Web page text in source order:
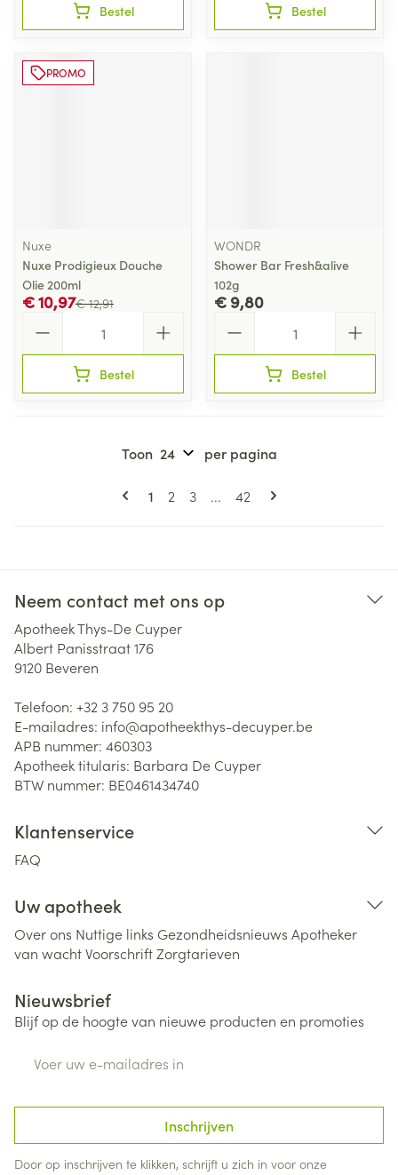
Bestel Bestel
PROMO
Nuxe
Nuxe Prodigieux Douche
Olie 200ml
€ 12,91
€ 10,97
Bestel
WONDR
Shower Bar Fresh&alive
102g
€ 9,80
Bestel
Pagina's
U lees momenteel pagina
1 Pagina
2 Pagina
3 ... Pagina
42
Toon per pagina
Neem contact met ons op
Apotheek Thys-De Cuyper
Albert Panisstraat 176
9120 Beveren
Telefoon: +32 3 750 95 20
E-mailadres: info@apotheekthys-decuyper.be
APB nummer: 460303
Apotheek titularis: Barbara De Cuyper
BTW nummer: BE0461434740
Klantenservice
FAQ
Uw apotheek
Over ons Nuttige links Gezondheidsnieuws Apotheker
van wachtVoorschriftZorgtarieven
Nieuwsbrief
Blijf op de hoogte van nieuwe producten en promoties
Inschrijven
Door op inschrijven te klikken, schrijft u zich in voor onze